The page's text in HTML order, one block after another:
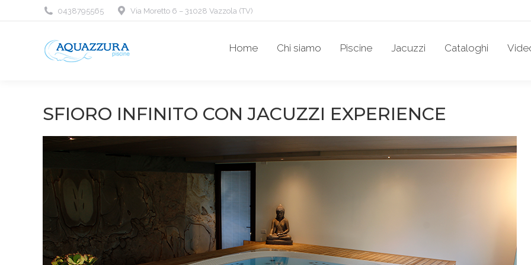
0438795565 Via Moretto 6 – 31028 Vazzola (TV)
Home Chi siamo Piscine Jacuzzi Cataloghi
SFIORO INFINITO CON JACUZZI EXPERIENCE